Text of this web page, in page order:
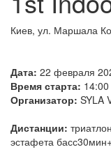
Киев, ул. Маршала
Дата: 22 февраля
Время старта: 14:00
Организатор: SYLA
Дистанции:
эстафета